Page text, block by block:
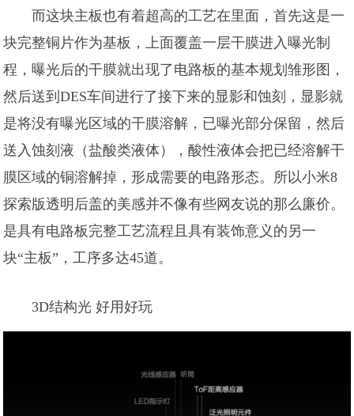
而这块主板也有着超高的工艺在里面，首先这是一
块完整铜片作为基板，上面覆盖一层干膜进入曝光制
程，曝光后的干膜就出现了电路板的基本规划雏形图，
然后送到DES车间进行了接下来的显影和蚀刻，显影就
是将没有曝光区域的干膜溶解，已曝光部分保留，然后
送入蚀刻液（盐酸类液体），酸性液体会把已经溶解干
膜区域的铜溶解掉，形成需要的电路形态。所以小米8
探索版透明后盖的美感并不像有些网友说的那么廉价。
是具有电路板完整工艺流程且具有装饰意义的另一
块“主板”，工序多达45道。
3D结构光 好用好玩